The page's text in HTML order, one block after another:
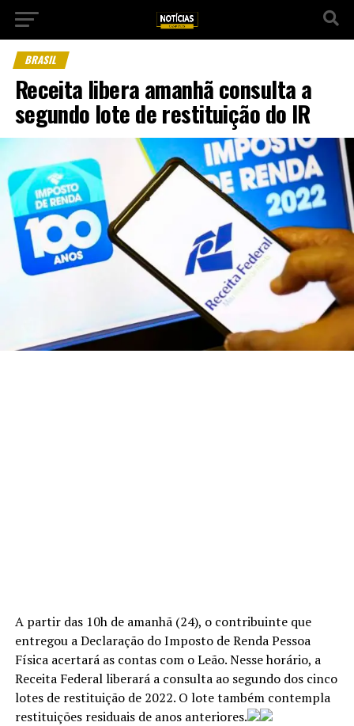
BRASIL
Receita libera amanhã consulta a
segundo lote de restituição do IR
A partir das 10h de amanhã (24), o contribuinte que
entregou a Declaração do Imposto de Renda Pessoa
Física acertará as contas com o Leão. Nesse horário, a
Receita Federal liberará a consulta ao segundo dos cinco
lotes de restituição de 2022. O lote também contempla
restituições residuais de anos anteriores.